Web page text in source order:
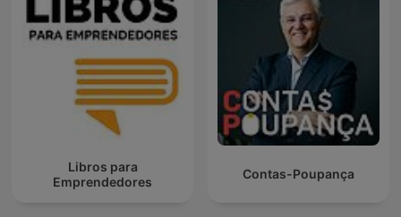
Libros para
Emprendedores
Contas-Poupança